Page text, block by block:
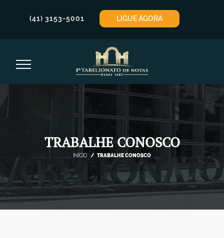
(41) 3153-5001 LIGUE AGORA
TRABALHE CONOSCO
INÍCIO TRABALHE CONOSCO